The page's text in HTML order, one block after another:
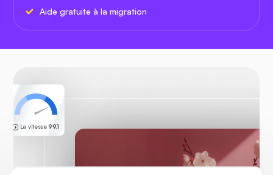
Aide gratuite à la migration
La vitesse99.1